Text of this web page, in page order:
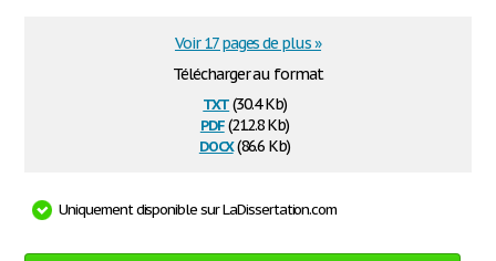
Télécharger au format
txt(30.4 Kb)
pdf(212.8 Kb)
docx(86.6 Kb)
Voir 17 pages de plus »
Uniquement disponible sur LaDissertation.com